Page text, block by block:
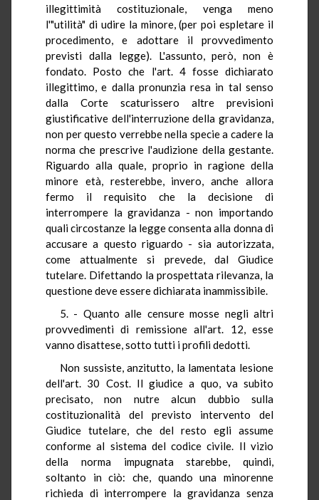
illegittimità costituzionale, venga meno
l'"utilità" di udire la minore, (per poi espletare il
procedimento, e adottare il provvedimento
previsti dalla legge). L'assunto, però, non è
fondato. Posto che l'art. 4 fosse dichiarato
illegittimo, e dalla pronunzia resa in tal senso
dalla Corte scaturissero altre previsioni
giustificative dell'interruzione della gravidanza,
non per questo verrebbe nella specie a cadere la
norma che prescrive l'audizione della gestante.
Riguardo alla quale, proprio in ragione della
minore età, resterebbe, invero, anche allora
fermo il requisito che la decisione di
interrompere la gravidanza - non importando
quali circostanze la legge consenta alla donna di
accusare a questo riguardo - sia autorizzata,
come attualmente si prevede, dal Giudice
tutelare. Difettando la prospettata rilevanza, la
questione deve essere dichiarata inammissibile.
5. - Quanto alle censure mosse negli altri
provvedimenti di remissione all'art. 12, esse
vanno disattese, sotto tutti i profili dedotti.
Non sussiste, anzitutto, la lamentata lesione
dell'art. 30 Cost. Il giudice a quo, va subito
precisato, non nutre alcun dubbio sulla
costituzionalità del previsto intervento del
Giudice tutelare, che del resto egli assume
conforme al sistema del codice civile. Il vizio
della norma impugnata starebbe, quindi,
soltanto in ciò: che, quando una minorenne
richieda di interrompere la gravidanza senza